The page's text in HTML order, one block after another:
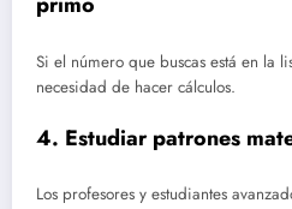
Si el número que buscas está en la
necesidad de hacer cálculos.
4. Estudiar patrones
Los profesores y estudiantes